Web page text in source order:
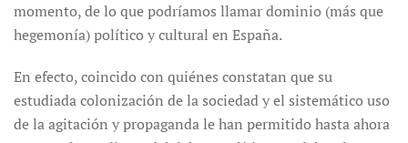
momento, de lo que podríamos llamar dominio (más que
hegemonía) político y cultural en España.
En efecto, coincido con quiénes constatan que su
estudiada colonización de la sociedad y el sistemático uso
de la agitación y propaganda le han permitido hasta ahora